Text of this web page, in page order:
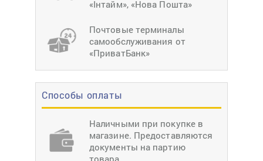
«Інтайм», «Нова Пошта»
Почтовые терминалы
самообслуживания от
«ПриватБанк»
Способы оплаты
Наличными при покупке в
магазине. Предоставляются
документы на партию